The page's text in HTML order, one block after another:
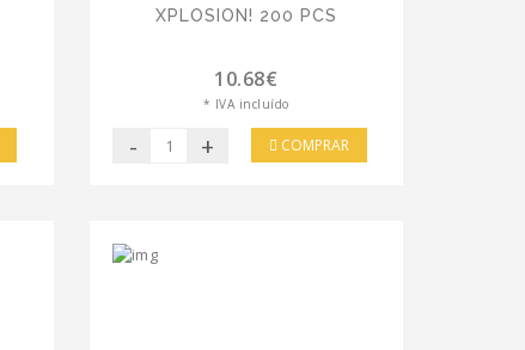
XPLOSION! 200 PCS
10.68€
* IVA incluído
- + COMPRAR